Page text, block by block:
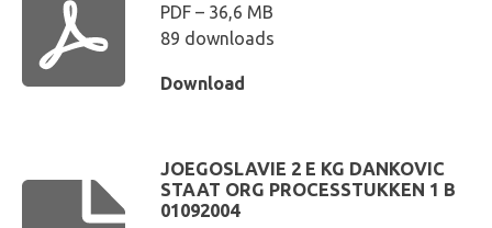
PDF – 36,6 MB
89 downloads
Download
JOEGOSLAVIE 2 E KG DANKOVIC
STAAT ORG PROCESSTUKKEN 1 B
01092004